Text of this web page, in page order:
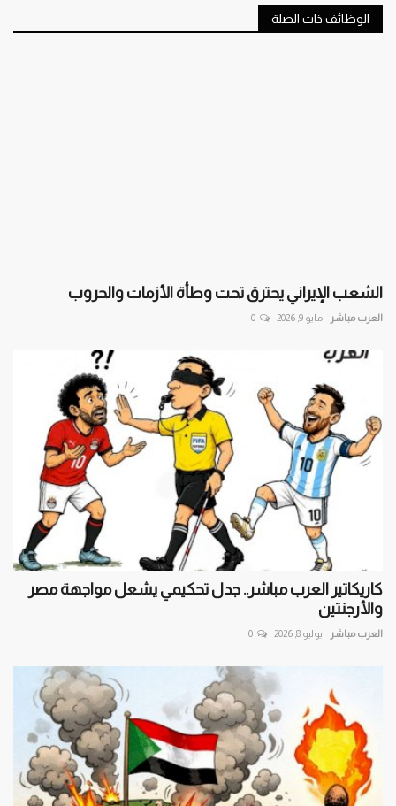
الوظائف ذات الصلة
الشعب الإيراني يحترق تحت وطأة الأزمات والحروب
العرب مباشر مايو 9, 2026 0
كاريكاتير العرب مباشر.. جدل تحكيمي يشعل مواجهة مصر
والأرجنتين
العرب مباشر يوليو 8, 2026 0